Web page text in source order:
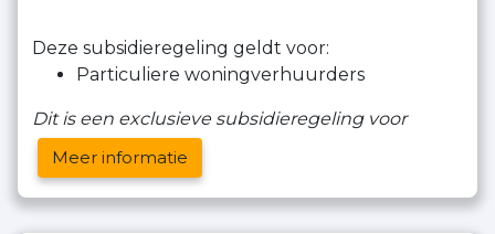
Deze subsidieregeling geldt voor:
Particuliere woningverhuurders
Dit is een exclusieve subsidieregeling voor
Meer informatie